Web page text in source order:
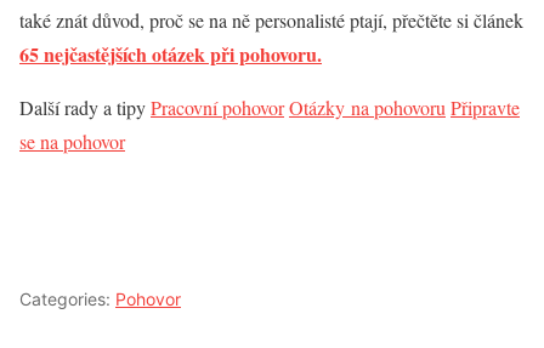
také znát důvod, proč se na ně personalisté ptají, přečtěte si článek
65 nejčastějších otázek při pohovoru.
Další rady a tipyPracovní pohovorOtázky na pohovoru Připravte
se na pohovor
Categories: Pohovor